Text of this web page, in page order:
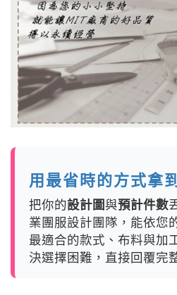
用最省時的方式拿
把你的設計圖與預計件數
業團服設計團隊，能依您
最適合的款式、布料與加
決選擇困難，直接回覆完